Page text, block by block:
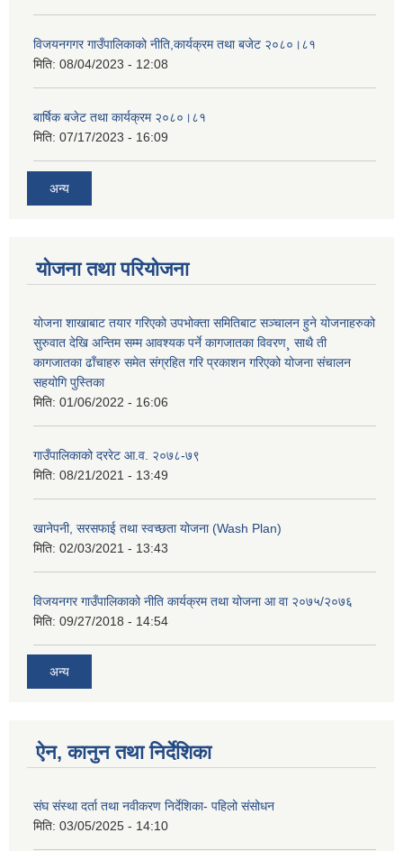
विजयनगगर गाउँपालिकाको नीति,कार्यक्रम तथा बजेट २०८०।८१
मिति: 08/04/2023 - 12:08
बार्षिक बजेट तथा कार्यक्रम २०८०।८१
मिति: 07/17/2023 - 16:09
अन्य
योजना तथा परियोजना
योजना शाखाबाट तयार गरिएको उपभोक्ता समितिबाट सञ्चालन हुने योजनाहरुको
सुरुवात देखि अन्तिम सम्म आवश्यक पर्ने कागजातका विवरण¸ साथै ती
कागजातका ढाँचाहरु समेत संग्रहित गरि प्रकाशन गरिएको योजना संचालन
सहयोगि पुस्तिका
मिति: 01/06/2022 - 16:06
गाउँपालिकाको दररेट आ.व. २०७८-७९
मिति: 08/21/2021 - 13:49
खानेपनी, सरसफाई तथा स्वच्छता योजना (Wash Plan)
मिति: 02/03/2021 - 13:43
विजयनगर गाउँपालिकाको नीति कार्यक्रम तथा योजना आ वा २०७५/२०७६
मिति: 09/27/2018 - 14:54
अन्य
ऐन, कानुन तथा निर्देशिका
संघ संस्था दर्ता तथा नवीकरण निर्देशिका- पहिलो संसोधन
मिति: 03/05/2025 - 14:10